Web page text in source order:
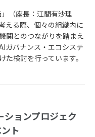
（座長：江間有沙理
える際、個々の組織内に
関とのつながりを踏まえ
ガバナンス・エコシステ
検討を行っています。
ションプロジェク
ト